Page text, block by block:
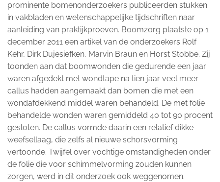
prominente bomenonderzoekers publiceerden stukken
in vakbladen en wetenschappelijke tijdschriften naar
aanleiding van praktijkproeven. Boomzorg plaatste op 1
december 2011 een artikel van de onderzoekers Rolf
Kehr, Dirk Dujesiefken, Marvin Braun en Horst Stobbe. Zij
toonden aan dat boomwonden die gedurende een jaar
waren afgedekt met wondtape na tien jaar veel meer
callus hadden aangemaakt dan bomen die met een
wondafdekkend middel waren behandeld. De met folie
behandelde wonden waren gemiddeld 40 tot 90 procent
gesloten. De callus vormde daarin een relatief dikke
weefsellaag, die zelfs al nieuwe schorsvorming
vertoonde. Twijfel over vochtige omstandigheden onder
de folie die voor schimmelvorming zouden kunnen
zorgen, werd in dit onderzoek ook weggenomen.